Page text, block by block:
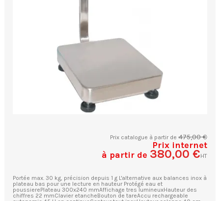
Prix catalogue à partir de475,00 €
Prix internet
à partir de 380,00 €HT
Portée max. 30 kg, précision depuis 1 g L'alternative aux balances inox à
plateau bas pour une lecture en hauteur Protégé eau et
poussierePlateau 300x240 mmAffichage tres lumineuxHauteur des
chiffres 22 mmClavier etancheBouton de tareAccu rechargeable